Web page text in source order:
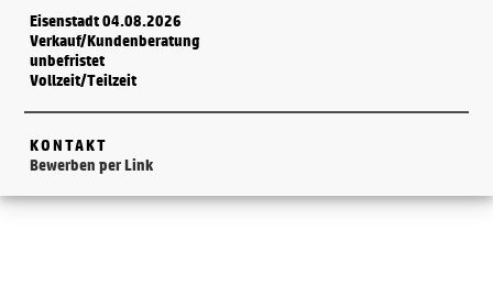
Eisenstadt 04.08.2026
Verkauf/Kundenberatung
unbefristet
Vollzeit/Teilzeit
KONTAKT
Bewerben per Link